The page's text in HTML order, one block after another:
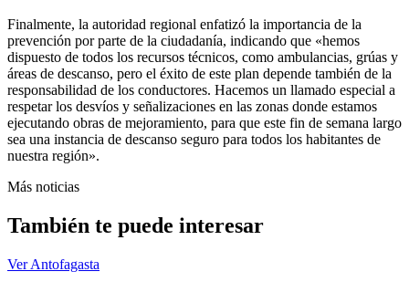
Finalmente, la autoridad regional enfatizó la importancia de la
prevención por parte de la ciudadanía, indicando que «hemos
dispuesto de todos los recursos técnicos, como ambulancias, grúas y
áreas de descanso, pero el éxito de este plan depende también de la
responsabilidad de los conductores. Hacemos un llamado especial a
respetar los desvíos y señalizaciones en las zonas donde estamos
ejecutando obras de mejoramiento, para que este fin de semana largo
sea una instancia de descanso seguro para todos los habitantes de
nuestra región».
Más noticias
También te puede interesar
Ver Antofagasta